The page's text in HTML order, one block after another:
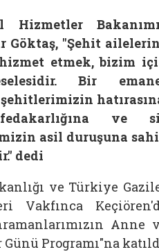
Göktaş, "Şehit
etmek, bizim
Bir
ve
asil duruşuna
dedi
ve Türkiye
Vakfınca
Anne
Programı"na